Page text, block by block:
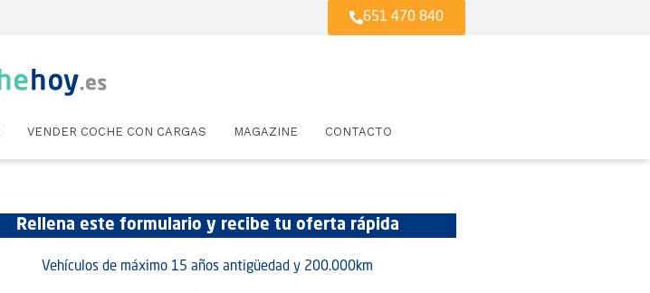
651 470 840
VENDER COCHE CON CARGAS MAGAZINE CONTACTO
Rellena este formulario y recibe tu oferta rápida
Vehículos de máximo 15 años antigüedad y 200.000km